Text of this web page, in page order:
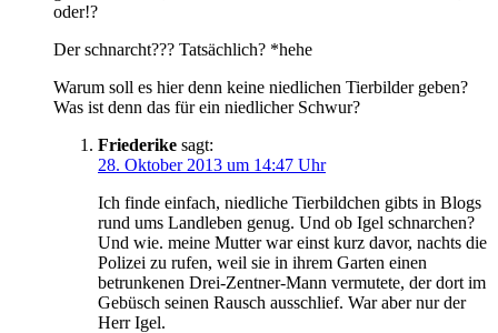
oder!?
Der schnarcht??? Tatsächlich? *hehe
Warum soll es hier denn keine niedlichen Tierbilder geben?
Was ist denn das für ein niedlicher Schwur?
Friederike sagt:
28. Oktober 2013 um 14:47 Uhr
Ich finde einfach, niedliche Tierbildchen gibts in Blogs
rund ums Landleben genug. Und ob Igel schnarchen?
Und wie. meine Mutter war einst kurz davor, nachts die
Polizei zu rufen, weil sie in ihrem Garten einen
betrunkenen Drei-Zentner-Mann vermutete, der dort im
Gebüsch seinen Rausch ausschlief. War aber nur der
Herr Igel.